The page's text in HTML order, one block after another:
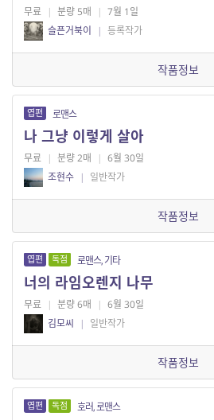
무료 | 분량 5매 | 7월 1일
슬픈거북이
| 등록작가
작품정보
엽편 로맨스
나 그냥 이렇게 살아
무료 | 분량 2매 | 6월 30일
조현수 | 일반작가
작품정보
엽편 독점 로맨스, 기타
너의 라임오렌지 나무
무료 | 분량 6매 | 6월 30일
김모씨
| 일반작가
작품정보
엽편 독점 호러, 로맨스